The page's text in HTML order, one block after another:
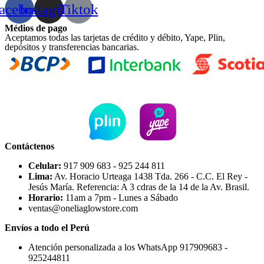
InstagramTiktok
Médios de pago
Aceptamos todas las tarjetas de crédito y débito, Yape, Plin,
depósitos y transferencias bancarias.
Contáctenos
Celular: 917 909 683 - 925 244 811
Lima: Av. Horacio Urteaga 1438 Tda. 266 - C.C. El Rey -
Jesús María. Referencia: A 3 cdras de la 14 de la Av. Brasil.
Horario: 11am a 7pm - Lunes a Sábado
ventas@oneliaglowstore.com
Envíos a todo el Perú
Atención personalizada a los WhatsApp 917909683 -
925244811